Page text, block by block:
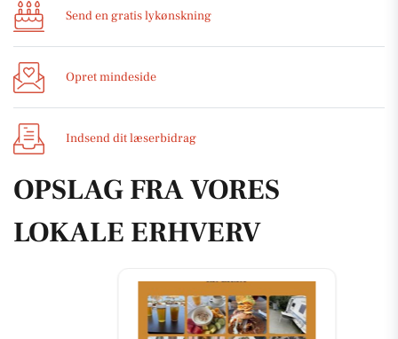
Send en gratis lykønskning
Opret mindeside
Indsend dit læserbidrag
OPSLAG FRA VORES
LOKALE ERHVERV